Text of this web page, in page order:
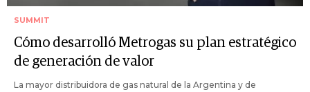
SUMMIT
Cómo desarrolló Metrogas su plan estratégico
de generación de valor
La mayor distribuidora de gas natural de la Argentina y de